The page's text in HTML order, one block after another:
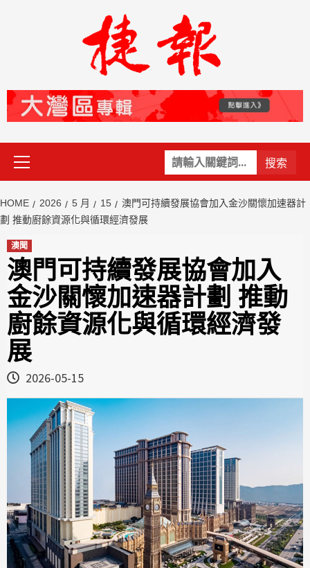
關
鍵
Primary
Menu
HOME 2026 5 月 15
澳門可持續發展協會加入金沙關懷加速器計
劃 推動廚餘資源化與循環經濟發展
澳聞
澳門可持續發展協會加入
金沙關懷加速器計劃 推動
廚餘資源化與循環經濟發
展
2026-05-15